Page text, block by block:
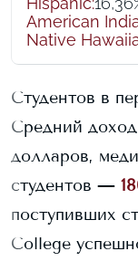
American
Native
Студентов в
Средний
долларов,
студентов —
поступивших
College